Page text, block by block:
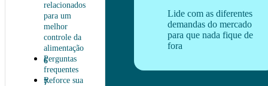
relacionados
para um
melhor
controle da
alimentação
Perguntas
frequentes
Reforce sua
Lide com as diferentes
demandas do mercado
para que nada fique de
fora